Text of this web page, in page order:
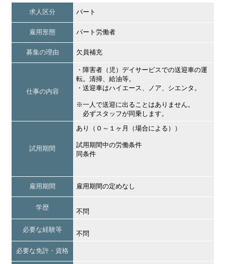
求人区分 パート
雇用形態 パート労働者
募集の理由 欠員補充
仕事の内容
・障害者（児）デイサービスでの送迎車の運
転。清掃、給油等。
・送迎車はハイエース、ノア、シエンタ。
※一人で送迎に出ることはありません。
必ずスタッフが同乗します。
試用期間
あり（０～１ヶ月（場合による））
試用期間中の労働条件
同条件
雇用期間 雇用期間の定めなし
学歴
不問
必要な経験等
不問
必要な免許・資格